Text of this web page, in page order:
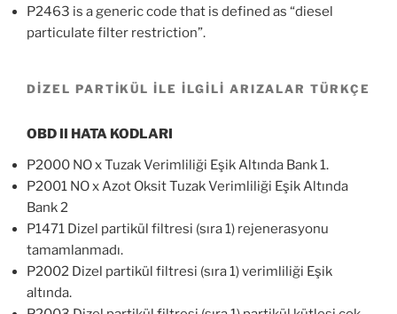
P2463 is a generic code that is defined as “diesel
particulate filter restriction”.
DİZEL PARTİKÜL İLE İLGİLİ ARIZALAR TÜRKÇE
OBD II HATA KODLARI
P2000 NO x Tuzak Verimliliği Eşik Altında Bank 1.
P2001 NO x Azot Oksit Tuzak Verimliliği Eşik Altında
Bank 2
P1471 Dizel partikül filtresi (sıra 1) rejenerasyonu
tamamlanmadı.
P2002 Dizel partikül filtresi (sıra 1) verimliliği Eşik
altında.